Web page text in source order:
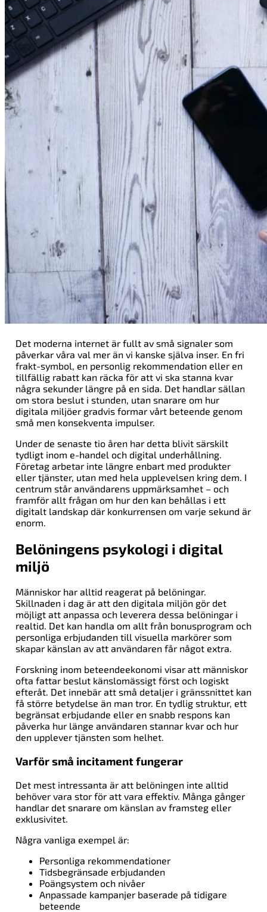
Det moderna internet är fullt av små signaler som
påverkar våra val mer än vi kanske själva inser. En fri
frakt-symbol, en personlig rekommendation eller en
tillfällig rabatt kan räcka för att vi ska stanna kvar
några sekunder längre på en sida. Det handlar sällan
om stora beslut i stunden, utan snarare om hur
digitala miljöer gradvis formar vårt beteende genom
små men konsekventa impulser.
Under de senaste tio åren har detta blivit särskilt
tydligt inom e-handel och digital underhållning.
Företag arbetar inte längre enbart med produkter
eller tjänster, utan med hela upplevelsen kring dem. I
centrum står användarens uppmärksamhet – och
framför allt frågan om hur den kan behållas i ett
digitalt landskap där konkurrensen om varje sekund är
enorm.
Belöningens psykologi i digital
miljö
Människor har alltid reagerat på belöningar.
Skillnaden i dag är att den digitala miljön gör det
möjligt att anpassa och leverera dessa belöningar i
realtid. Det kan handla om allt från bonusprogram och
personliga erbjudanden till visuella markörer som
skapar känslan av att användaren får något extra.
Forskning inom beteendeekonomi visar att människor
ofta fattar beslut känslomässigt först och logiskt
efteråt. Det innebär att små detaljer i gränssnittet kan
få större betydelse än man tror. En tydlig struktur, ett
begränsat erbjudande eller en snabb respons kan
påverka hur länge användaren stannar kvar och hur
den upplever tjänsten som helhet.
Varför små incitament fungerar
Det mest intressanta är att belöningen inte alltid
behöver vara stor för att vara effektiv. Många gånger
handlar det snarare om känslan av framsteg eller
exklusivitet.
Några vanliga exempel är:
Personliga rekommendationer
Tidsbegränsade erbjudanden
Poängsystem och nivåer
Anpassade kampanjer baserade på tidigare
beteende